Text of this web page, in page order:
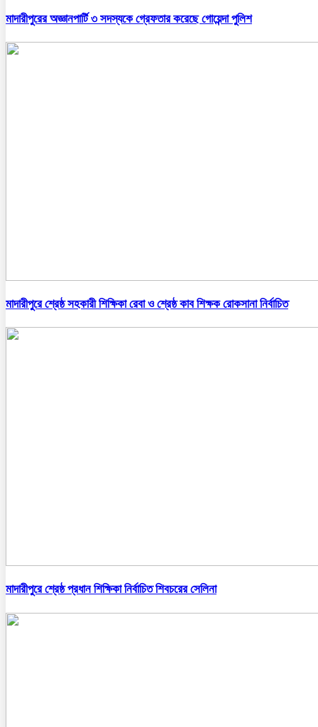
মাদারীপুরের অজ্ঞানপার্টি ৩ সদস্যকে গ্রেফতার করেছে গোয়েন্দা পুলিশ
মাদারীপুরে শ্রেষ্ঠ সহকারী শিক্ষিকা রেবা ও শ্রেষ্ঠ কাব শিক্ষক রোকসানা নির্বাচিত
মাদারীপুরে শ্রেষ্ঠ প্রধান শিক্ষিকা নির্বাচিত শিবচরের সেলিনা